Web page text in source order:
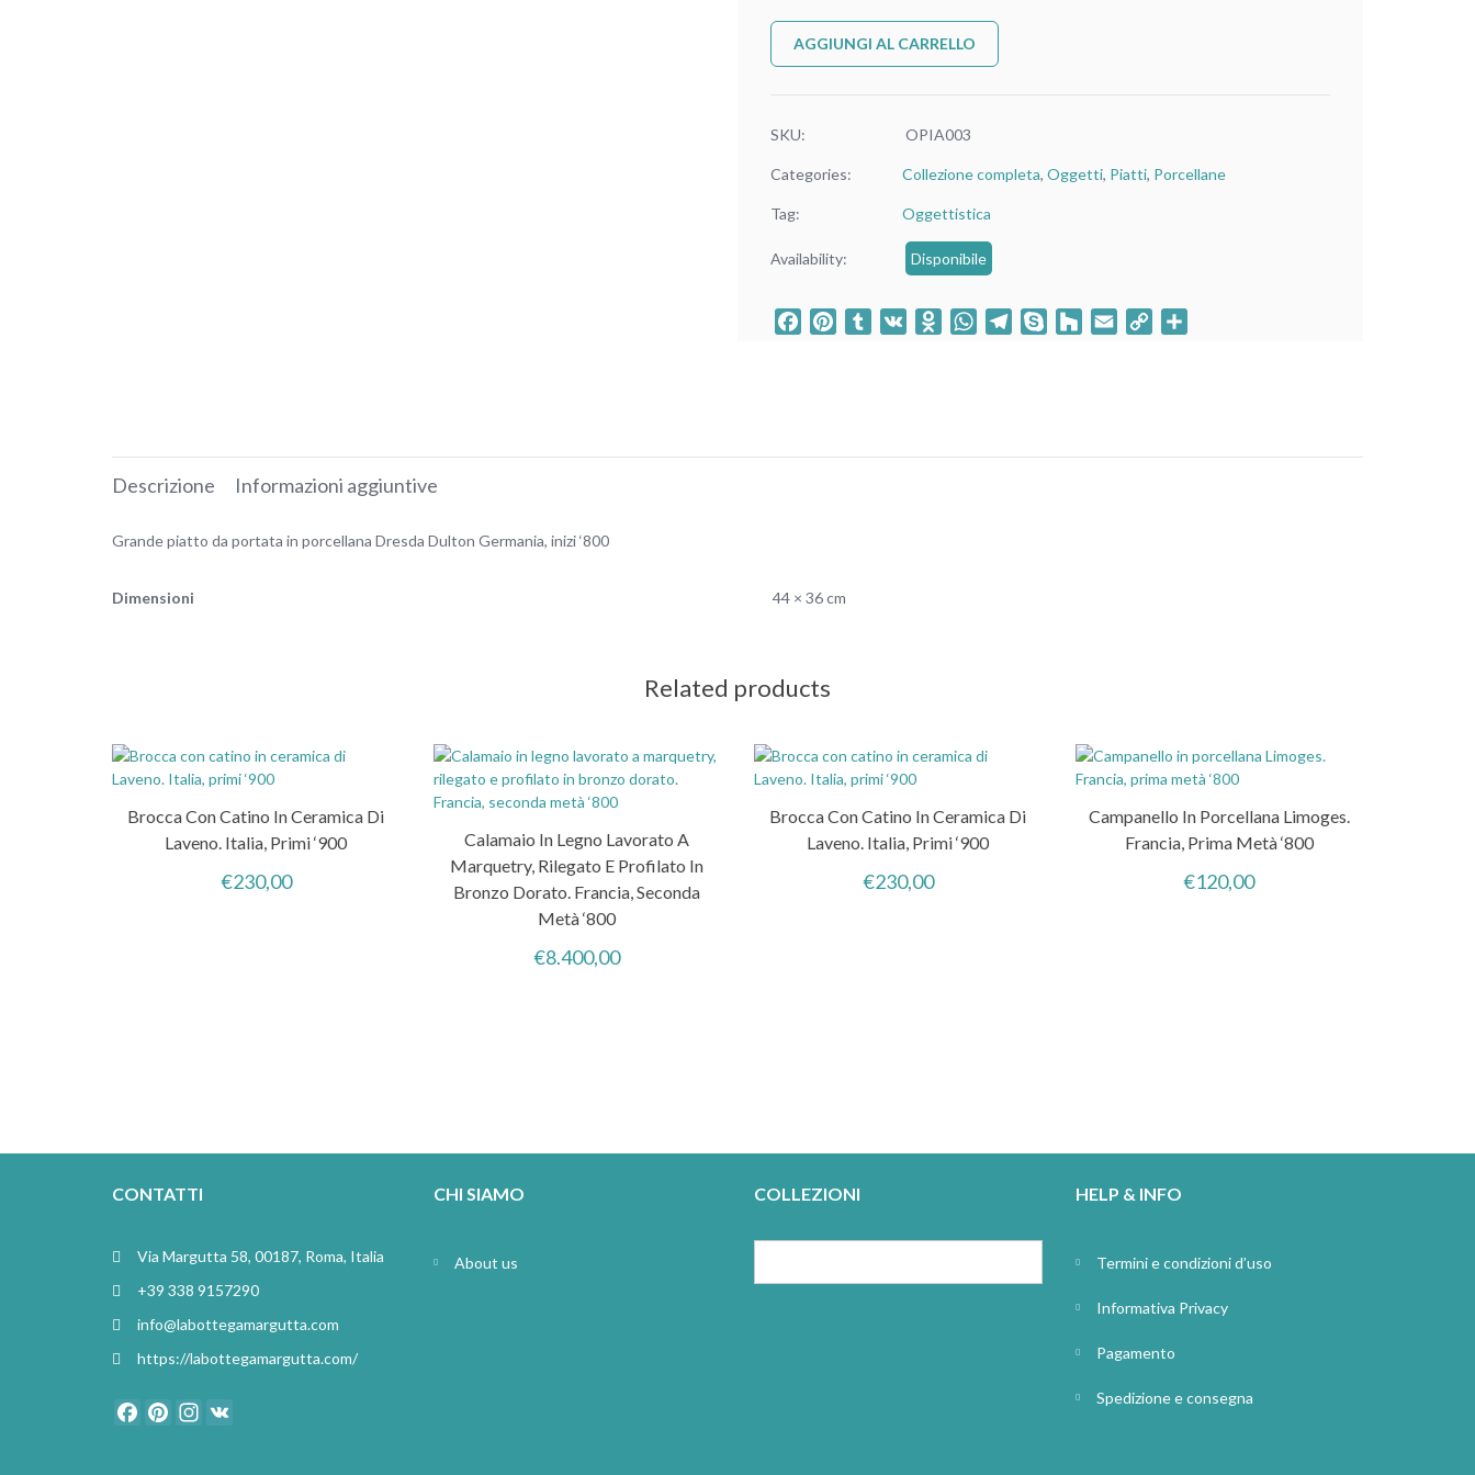
AGGIUNGI AL CARRELLO
SKU: OPIA003
Categories: Collezione completa, Oggetti, Piatti, Porcellane
Tag: Oggettistica
Availability: Disponibile
FacebookPinterestTumblr
VK Odnoklassniki
WhatsAppTelegram
Skype HouzzEmail
Copy
Descrizione Informazioni aggiuntive
Grande piatto da portata in porcellana Dresda Dulton Germania, inizi ‘800
Dimensioni 44 × 36 cm
Related products
Brocca Con Catino In Ceramica Di
Laveno. Italia, Primi ‘900
€230,00
Calamaio In Legno Lavorato A
Marquetry, Rilegato E Profilato In
Bronzo Dorato. Francia, Seconda
Metà ‘800
€8.400,00
Brocca Con Catino In Ceramica Di
Laveno. Italia, Primi ‘900
€230,00
Campanello In Porcellana Limoges.
Francia, Prima Metà ‘800
€120,00
CONTATTI
Via Margutta 58, 00187, Roma, Italia
+39 338 9157290
info@labottegamargutta.com
https://labottegamargutta.com/
FacebookPinterestInstagram
CHI SIAMO
About us
COLLEZIONI HELP & INFO
Termini e condizioni d’uso
Informativa Privacy
Pagamento
Spedizione e consegna